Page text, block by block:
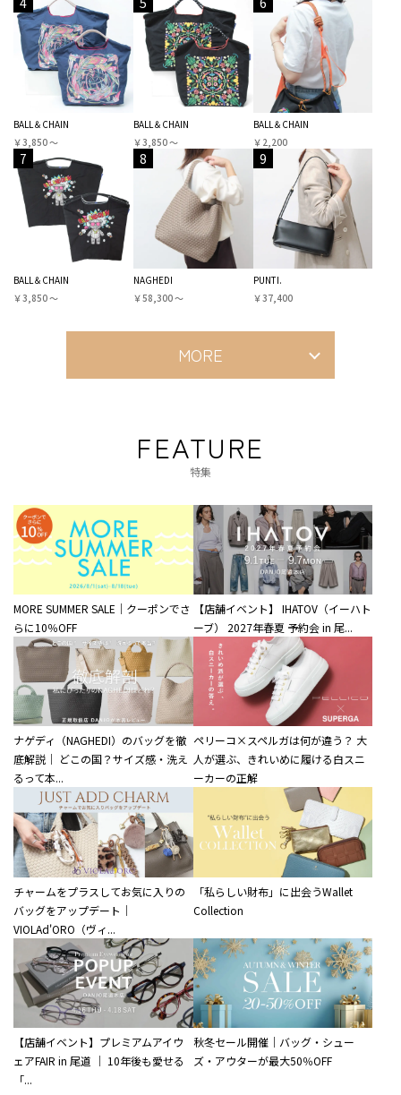
BALL＆CHAIN
￥3,850 〜
BALL＆CHAIN
￥3,850 〜
BALL＆CHAIN
￥2,200
7
BALL＆CHAIN
￥3,850 〜
8
NAGHEDI
￥58,300 〜
9
PUNTI.
￥37,400
MORE
FEATURE
特集
MORE SUMMER SALE｜クーポンでさ
らに10％OFF
【店舗イベント】 IHATOV（イーハト
ーブ） 2027年春夏 予約会 in 尾...
ナゲディ（NAGHEDI）のバッグを徹
底解説｜ どこの国？サイズ感・洗え
るって本...
ペリーコ×スペルガは何が違う？ 大
人が選ぶ、きれいめに履ける白スニ
ーカーの正解
チャームをプラスしてお気に入りの
バッグをアップデート｜
VIOLAd'ORO（ヴィ...
「私らしい財布」に出会うWallet
Collection
【店舗イベント】プレミアムアイウ
ェアFAIR in 尾道 ｜ 10年後も愛せる
「...
秋冬セール開催｜バッグ・シュー
ズ・アウターが最大50％OFF